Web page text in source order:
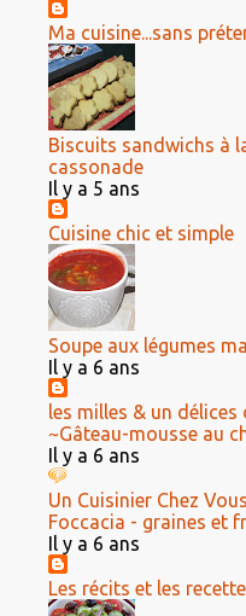
Ma cuisine...sans
Biscuits sandwichs à
cassonade
Il y a 5 ans
Cuisine chic et simple
Soupe aux légumes
Il y a 6 ans
les milles & un délices
~Gâteau-mousse au
Il y a 6 ans
Un Cuisinier Chez Vous
Foccacia - graines et
Il y a 6 ans
Les récits et les